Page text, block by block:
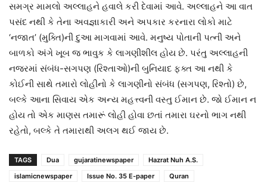
સમગ્ર મામલો અલ્લાહને હવાલે કરી દેવામાં આવે. અલ્લાહને આ વાત
પસંદ નથી કે તેના અવજ્ઞાકારી અને અપકાર કરનારા લોકો માટે
‘નજાત’ (મુક્તિ)ની દુઆ માગવામાં આવે. મનુષ્ય પોતાની પત્ની અને
બાળકો અંગે ખૂબ જ ભાવુક કે લાગણીશીલ હોય છે. પરંતુ અલ્લાહની
નજરમાં સંબંધ-સગપણ (રિશ્તાઓ)ની બુનિયાદ ફક્ત આ નથી કે
કોઈની સાથે તમારો લોહીનો કે લાગણીનો સંબંધ (સગપણ, રિશ્તો) છે,
બલ્કે આના સિવાય એક અન્ય મહત્ત્વની વસ્તુ ઈમાન છે. જો ઈમાન ન
હોય તો એક માણસ તમારૂં લોહી હોવા છતાં તમારા ઘરનો ભાગ નથી
રહેતો, બલ્કે તે તમારાથી અલગ થઈ જાય છે.
TAGS Dua gujaratinewspaper
Hazrat Nuh A.S.
islamicnewspaper
Issue No. 35 E-paper
Quran